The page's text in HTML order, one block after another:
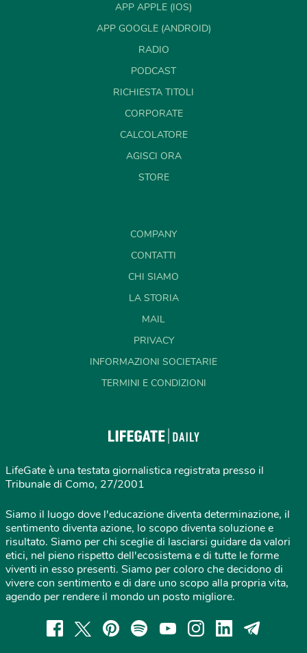
APP APPLE (IOS)
APP GOOGLE (ANDROID)
RADIO
PODCAST
RICHIESTA TITOLI
CORPORATE
CALCOLATORE
AGISCI ORA
STORE
COMPANY
CONTATTI
CHI SIAMO
LA STORIA
MAIL
PRIVACY
INFORMAZIONI SOCIETARIE
TERMINI E CONDIZIONI
LifeGate è una testata giornalistica registrata presso il
Tribunale di Como, 27/2001
Siamo il luogo dove l'educazione diventa determinazione, il
sentimento diventa azione, lo scopo diventa soluzione e
risultato. Siamo per chi sceglie di lasciarsi guidare da valori
etici, nel pieno rispetto dell'ecosistema e di tutte le forme
viventi in esso presenti. Siamo per coloro che decidono di
vivere con sentimento e di dare uno scopo alla propria vita,
agendo per rendere il mondo un posto migliore.